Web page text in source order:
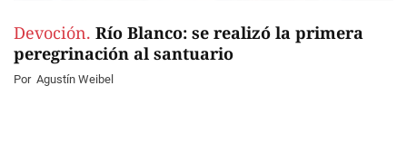
Devoción. Río Blanco: se realizó la primera
peregrinación al santuario
Por Agustín Weibel